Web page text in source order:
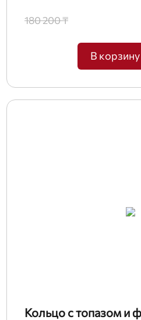
180 200 ₸
В корзину
Кольцо с топазом и